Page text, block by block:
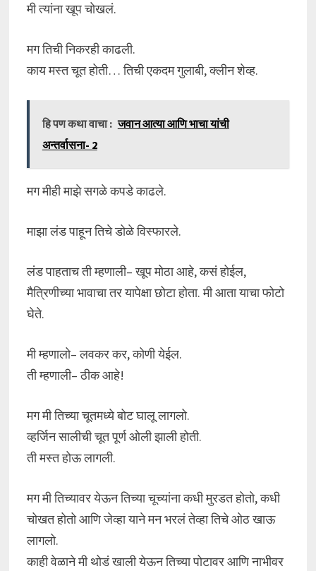
मी त्यांना खूप चोखलं.
मग तिची निकरही काढली.
काय मस्त चूत होती… तिची एकदम गुलाबी, क्लीन शेव्ह.
हि पण कथा वाचा : जवान आत्या आणि भाचा यांची
अन्तर्वासना- 2
मग मीही माझे सगळे कपडे काढले.
माझा लंड पाहून तिचे डोळे विस्फारले.
लंड पाहताच ती म्हणाली– खूप मोठा आहे, कसं होईल,
मैत्रिणीच्या भावाचा तर यापेक्षा छोटा होता. मी आता याचा फोटो
घेते.
मी म्हणालो– लवकर कर, कोणी येईल.
ती म्हणाली– ठीक आहे!
मग मी तिच्या चूतमध्ये बोट घालू लागलो.
व्हर्जिन सालीची चूत पूर्ण ओली झाली होती.
ती मस्त होऊ लागली.
मग मी तिच्यावर येऊन तिच्या चूच्यांना कधी मुरडत होतो, कधी
चोखत होतो आणि जेव्हा याने मन भरलं तेव्हा तिचे ओठ खाऊ
लागलो.
काही वेळाने मी थोडं खाली येऊन तिच्या पोटावर आणि नाभीवर